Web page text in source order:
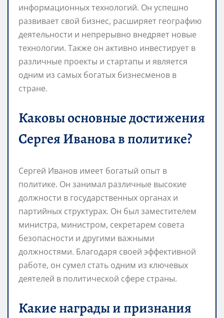
информационных технологий. Он успешно
развивает свой бизнес, расширяет географию
деятельности и непрерывно внедряет новые
технологии. Также он активно инвестирует в
различные проекты и стартапы и является
одним из самых богатых бизнесменов в
стране.
Каковы основные достижения
Сергея Иванова в политике?
Сергей Иванов имеет богатый опыт в
политике. Он занимал различные высокие
должности в государственных органах и
партийных структурах. Он был заместителем
министра, министром, секретарем совета
безопасности и другими важными
должностями. Благодаря своей эффективной
работе, он сумел стать одним из ключевых
деятелей в политической сфере страны.
Какие награды и признания